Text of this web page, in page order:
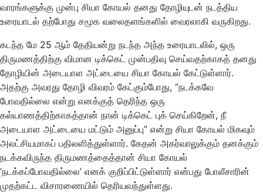
வாரங்களுக்கு முன்பு சியா கோயல் தனது தோழியுடன் நடத்திய
உரையாடல் தற்போது சமூக வலைதளங்களில் வைரலாகி வருகிறது.
கடந்த மே 25 ஆம் தேதியன்று நடந்த அந்த உரையாடலில், ஒரு
திருமணத்திற்கு விமான டிக்கெட் முன்பதிவு செய்வதற்காகத் தனது
தோழியின் அடையாள அட்டையை சியா கோயல் கேட்டுள்ளார்.
அதற்கு அவரது தோழி விவரம் கேட்கும்போது, “நடக்கவே
போவதில்லை என்று எனக்குத் தெரிந்த ஒரு
கல்யாணத்திற்காகத்தான் நான் டிக்கெட் புக் செய்கிறேன், நீ
அடையாள அட்டையை மட்டும் அனுப்பு” என்று சியா கோயல் மிகவும்
அலட்சியமாகப் பதிலளித்துள்ளார். கேதன் அகர்வாலுக்கும் தனக்கும்
நடக்கவிருந்த திருமணத்தைத்தான் சியா கோயல்
‘நடக்கப்போவதில்லை’ எனக் குறிப்பிட்டுள்ளார் என்பது போலீசாரின்
முதற்கட்ட விசாரணையில் தெரியவந்துள்ளது.